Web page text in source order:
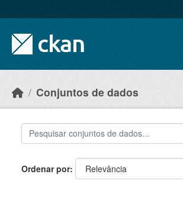
Conjuntos de dados
Ordenar por